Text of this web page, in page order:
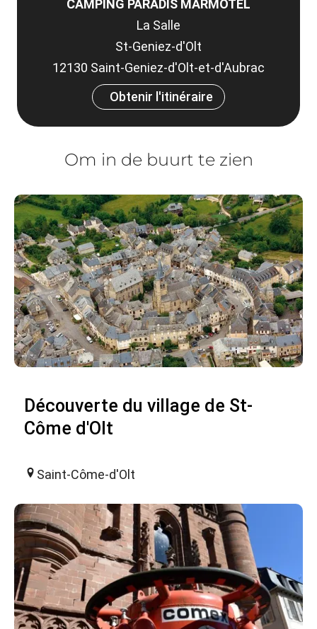
CAMPING PARADIS MARMOTEL
La Salle
St-Geniez-d'Olt
12130 Saint-Geniez-d'Olt-et-d'Aubrac
Obtenir l'itinéraire
Om in de buurt te zien
Découverte du village de St-
Côme d'Olt
Saint-Côme-d'Olt